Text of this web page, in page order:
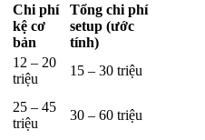
Chi phí
kệ cơ
bản
Tổng chi phí
setup (ước
tính)
12 – 20
triệu
15 – 30 triệu
25 – 45
triệu
30 – 60 triệu